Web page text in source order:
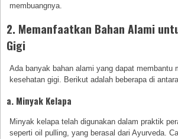
membuangnya.
2. Memanfaatkan Bahan Alami
Gigi
Ada banyak bahan alami yang dapat membantu
kesehatan gigi. Berikut adalah beberapa di
a. Minyak Kelapa
Minyak kelapa telah digunakan dalam praktik
seperti oil pulling, yang berasal dari Ayurveda.